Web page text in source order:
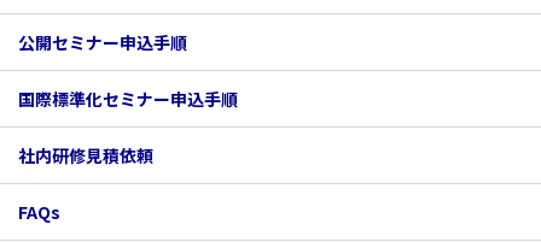
セミナー・説明会請求書のWeb発行開始のおし
らせ
研修及び規格説明会担当部門の電話番号変更の
ご案内（2021年6月1日（火）より）
公開セミナー申込手順
国際標準化セミナー申込手順
社内研修見積依頼
FAQs